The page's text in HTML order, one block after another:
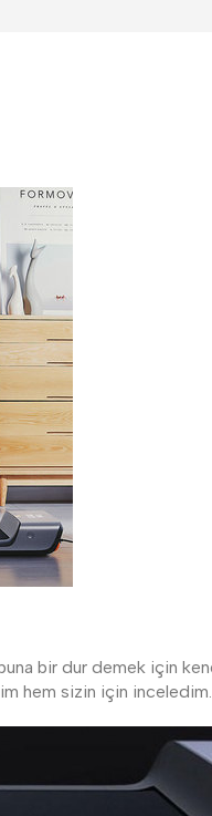
buna bir dur demek için
hem sizin için inceledim.